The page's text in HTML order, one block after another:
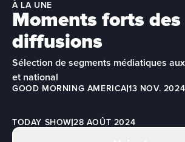
À LA UNE
Moments forts des
diffusions
Sélection de segments médiatiques
et national
GOOD MORNING AMERICA 13 NOV. 2024
TODAY SHOW 28 AOÛT 2024